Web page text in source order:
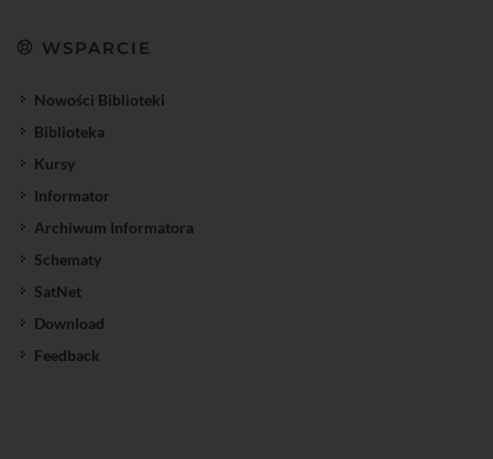
WSPARCIE
Nowości Biblioteki
Biblioteka
Kursy
Informator
Archiwum Informatora
Schematy
SatNet
Download
Feedback